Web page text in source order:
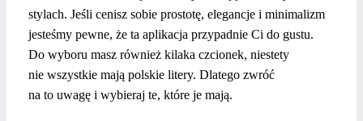
stylach. Jeśli cenisz sobie prostotę, elegancje i minimalizm
jesteśmy pewne, że ta aplikacja przypadnie Ci do gustu.
Do wyboru masz również kilaka czcionek, niestety
nie wszystkie mają polskie litery. Dlatego zwróć
na to uwagę i wybieraj te, które je mają.